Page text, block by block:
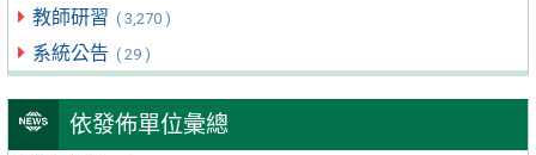
教師研習 ( 3,270 )
系統公告 ( 29 )
依發佈單位彙總